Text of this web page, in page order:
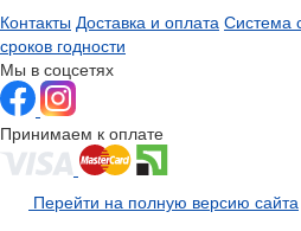
Контакты Доставка и оплата Система
сроков годности
Мы в соцсетях
Принимаем к оплате
Перейти на полную версию сайта